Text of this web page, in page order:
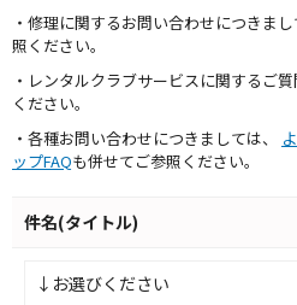
・修理に関するお問い合わせにつきま
照ください。
・レンタルクラブサービスに関するご質
ください。
・各種お問い合わせにつきましては、
ップFAQも併せてご参照ください。
件名(タイトル)